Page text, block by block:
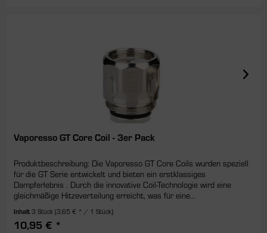
Vaporesso GT Core Coil - 3er Pack
Produktbeschreibung: Die Vaporesso GT Core Coils wurden speziell
für die GT Serie entwickelt und bieten ein erstklassiges
Dampferlebnis . Durch die innovative Coil-Technologie wird eine
gleichmäßige Hitzeverteilung erreicht, was für eine...
Inhalt3 Stück(3,65 € * / 1 Stück)
10,95 € *